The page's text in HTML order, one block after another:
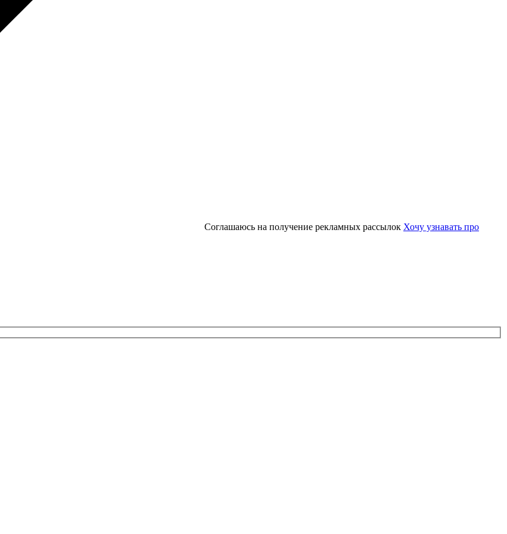
Соглашаюсь на получение рекламных рассылок Хочу узнавать про